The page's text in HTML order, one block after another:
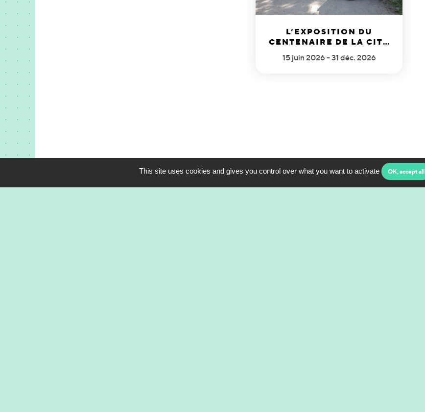
L’EXPOSITION DU
CENTENAIRE DE LA CITÉ
15 juin 2026 - 31 déc. 2026
This site uses cookies and gives you control over what you want to activate OK, accept all